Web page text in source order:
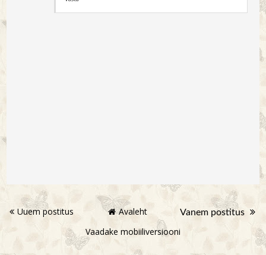
Uuem postitus Vanem postitus
Avaleht
Vaadake mobiiliversiooni